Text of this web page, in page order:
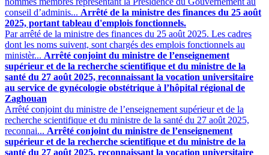
conseil d’adminis... Arrêté de la ministre des finances du 25 août
2025, portant tableau d'emplois fonctionnels.
Par arrêté de la ministre des finances du 25 août 2025. Les cadres
dont les noms suivent, sont chargés des emplois fonctionnels ‎au
ministèr... Arrêté conjoint du ministre de l’enseignement
supérieur et de la recherche scientifique et du ministre de la
santé du 27 août 2025, reconnaissant la vocation universitaire
au service de gynécologie obstétrique à l’hôpital régional de
Zaghouan
Arrêté conjoint du ministre de l’enseignement supérieur et de la
recherche scientifique et du ministre de la santé du 27 août 2025,
reconnai... Arrêté conjoint du ministre de l’enseignement
supérieur et de la recherche scientifique et du ministre de la
santé du 27 août 2025, reconnaissant la vocation universitaire